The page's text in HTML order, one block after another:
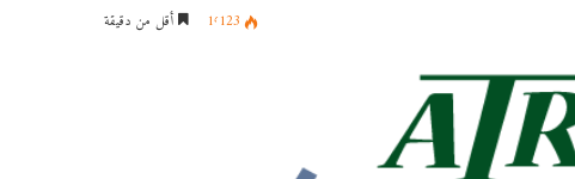
1٬123 أقل من دقيقة